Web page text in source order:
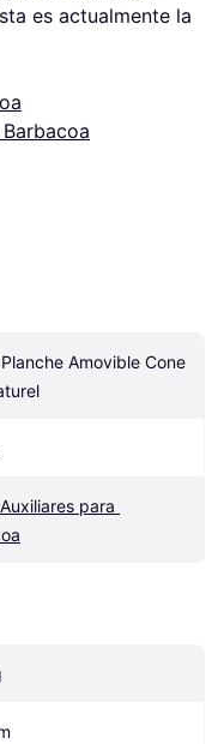
es actualmente la
Amovible Cone
para